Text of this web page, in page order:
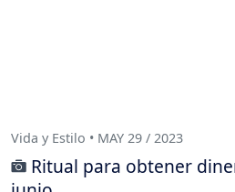
Vida y Estilo • MAY 29 / 2023
Ritual para obtener